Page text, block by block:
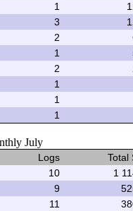
1
3
2
1
2
1
1
1
July
Logs
Total
10
1
9
11